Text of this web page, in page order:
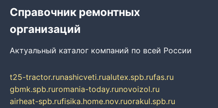
Справочник ремонтных
организаций
Актуальный каталог компаний по всей России
t25-tractor.runashicveti.rualutex.spb.rufas.ru
gbmk.spb.ruromania-today.runovoizol.ru
airheat-spb.rufisika.home.nov.ruorakul.spb.ru